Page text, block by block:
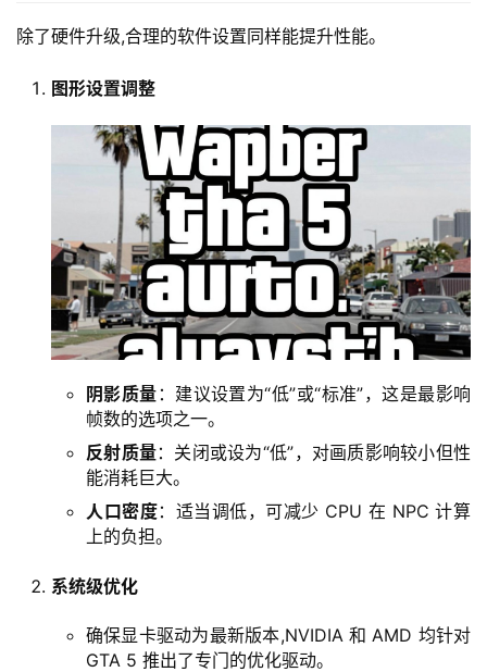
除了硬件升级,合理的软件设置同样能提升性能。
图形设置调整
阴影质量 ：建议设置为“低”或“标准”，这是最影响
帧数的选项之一。
反射质量：关闭或设为“低”，对画质影响较小但性
能消耗巨大。
人口密度：适当调低，可减少 CPU 在 NPC 计算
上的负担。
系统级优化
确保显卡驱动为最新版本,NVIDIA 和 AMD 均针对
GTA 5 推出了专门的优化驱动。